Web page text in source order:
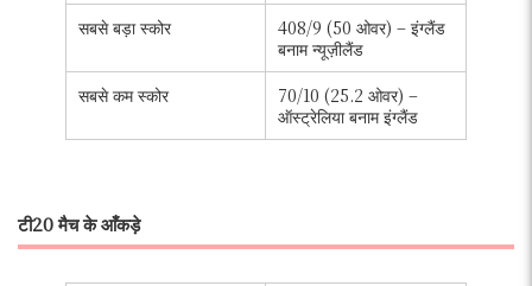
सबसे बड़ा स्कोर
408/9 (50 ओवर) – इंग्लैंड
बनाम न्यूज़ीलैंड
सबसे कम स्कोर
70/10 (25.2 ओवर) –
ऑस्ट्रेलिया बनाम इंग्लैंड
टी20 मैच के आँकड़े